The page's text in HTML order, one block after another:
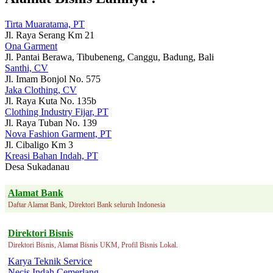
Tirta Muaratama, PT
Jl. Raya Serang Km 21
Ona Garment
Jl. Pantai Berawa, Tibubeneng, Canggu, Badung, Bali
Santhi, CV
Jl. Imam Bonjol No. 575
Jaka Clothing, CV
Jl. Raya Kuta No. 135b
Clothing Industry Fijar, PT
Jl. Raya Tuban No. 139
Nova Fashion Garment, PT
Jl. Cibaligo Km 3
Kreasi Bahan Indah, PT
Desa Sukadanau
Alamat Bank
Daftar Alamat Bank, Direktori Bank seluruh Indonesia
Direktori Bisnis
Direktori Bisnis, Alamat Bisnis UKM, Profil Bisnis Lokal.
Karya Teknik Service